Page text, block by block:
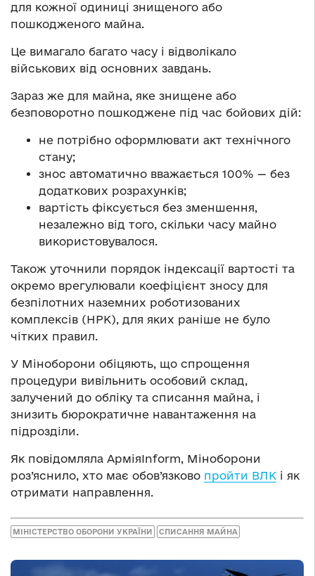
для кожної одиниці знищеного або
пошкодженого майна.
Це вимагало багато часу і відволікало
військових від основних завдань.
Зараз же для майна, яке знищене або
безповоротно пошкоджене під час бойових дій:
не потрібно оформлювати акт технічного
стану;
знос автоматично вважається 100% — без
додаткових розрахунків;
вартість фіксується без зменшення,
незалежно від того, скільки часу майно
використовувалося.
Також уточнили порядок індексації вартості та
окремо врегулювали коефіцієнт зносу для
безпілотних наземних роботизованих
комплексів (НРК), для яких раніше не було
чітких правил.
У Міноборони обіцяють, що спрощення
процедури вивільнить особовий склад,
залучений до обліку та списання майна, і
знизить бюрократичне навантаження на
підрозділи.
Як повідомляла АрміяInform, Міноборони
роз’яснило, хто має обов’язково пройти ВЛК і як
отримати направлення.
МІНІСТЕРСТВО ОБОРОНИ УКРАЇНИ СПИСАННЯ МАЙНА